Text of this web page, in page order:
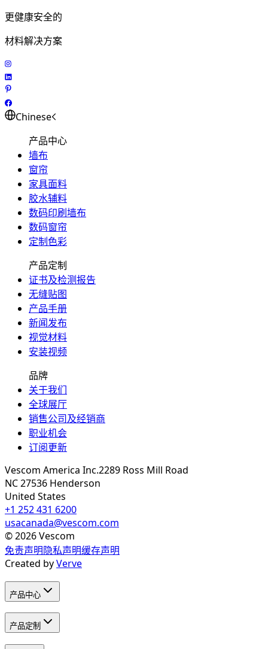
更健康安全的
材料解决方案
Chinese
产品中心
墙布
窗帘
家具面料
胶水辅料
数码印刷墙布
数码窗帘
定制色彩
产品定制
证书及检测报告
无缝贴图
产品手册
新闻发布
视觉材料
安装视频
品牌
关于我们
全球展厅
销售公司及经销商
职业机会
订阅更新
Vescom America Inc.2289 Ross Mill Road
NC 27536 Henderson
United States
+1 252 431 6200
usacanada@vescom.com
©2026Vescom
免责声明隐私声明缓存声明
Created byVerve
产品中心
产品定制